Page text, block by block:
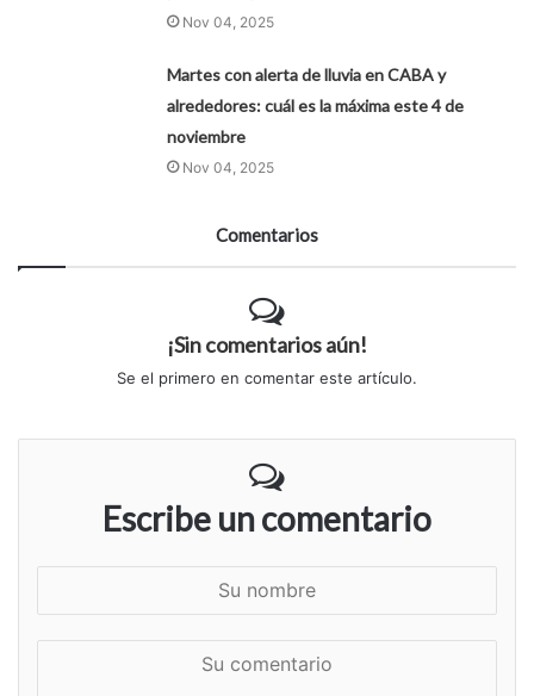
Nov 04, 2025
Martes con alerta de lluvia en CABA y
alrededores: cuál es la máxima este 4 de
noviembre
Nov 04, 2025
Comentarios
¡Sin comentarios aún!
Se el primero en comentar este artículo.
Escribe un comentario